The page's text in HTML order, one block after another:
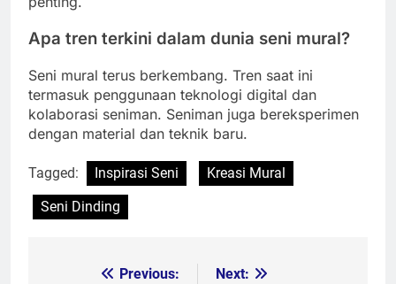
Apa tren terkini dalam dunia seni mural?
Seni mural terus berkembang. Tren saat ini
termasuk penggunaan teknologi digital dan
kolaborasi seniman. Seniman juga bereksperimen
dengan material dan teknik baru.
Tagged: Inspirasi Seni
Kreasi Mural
Seni Dinding
Previous:
Next: